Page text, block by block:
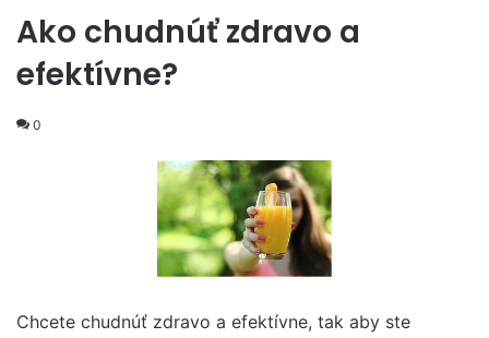
Ako chudnúť zdravo a
efektívne?
0
Chcete chudnúť zdravo a efektívne, tak aby ste